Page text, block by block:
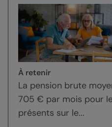
À retenir
La pension brute
705 € par mois pour
présents sur le...